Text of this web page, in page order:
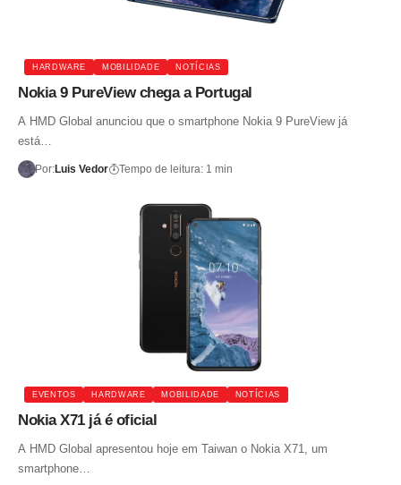
HARDWARE MOBILIDADE NOTÍCIAS
Nokia 9 PureView chega a Portugal
A HMD Global anunciou que o smartphone Nokia 9 PureView já
está…
Por:Luis Vedor Tempo de leitura: 1 min
EVENTOS HARDWARE MOBILIDADE NOTÍCIAS
Nokia X71 já é oficial
A HMD Global apresentou hoje em Taiwan o Nokia X71, um
smartphone…